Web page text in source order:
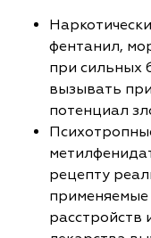
фентанил,
при сильных
вызывать
потенциал
рецепту
применяемые
расстройств